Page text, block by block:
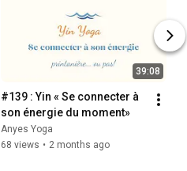
39:08
#139 : Yin « Se connecter à
son énergie du moment»
Anyes Yoga
68 views • 2 months ago